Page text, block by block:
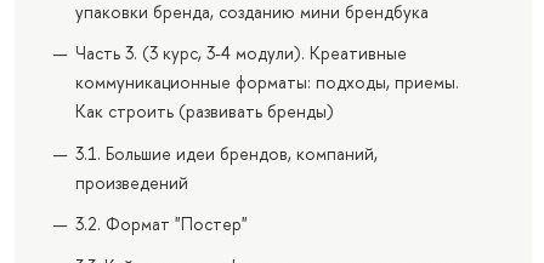
упаковки бренда, созданию мини брендбука
Часть 3. (3 курс, 3-4 модули). Креативные
коммуникационные форматы: подходы, приемы.
Как строить (развивать бренды)
3.1. Большие идеи брендов, компаний,
произведений
3.2. Формат "Постер"